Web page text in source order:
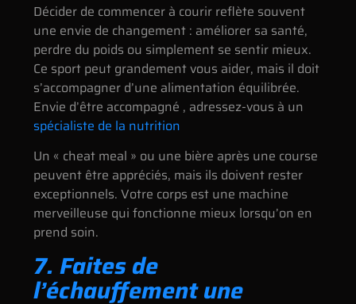
Décider de commencer à courir reflète souvent
une envie de changement : améliorer sa santé,
perdre du poids ou simplement se sentir mieux.
Ce sport peut grandement vous aider, mais il doit
s’accompagner d’une alimentation équilibrée.
Envie d’être accompagné , adressez-vous à un
spécialiste de la nutrition
Un « cheat meal » ou une bière après une course
peuvent être appréciés, mais ils doivent rester
exceptionnels. Votre corps est une machine
merveilleuse qui fonctionne mieux lorsqu’on en
prend soin.
7. Faites de
l’échauffement une